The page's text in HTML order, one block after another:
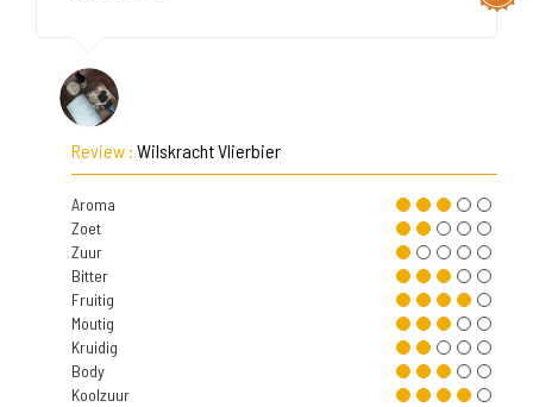
Review : Wilskracht Vlierbier
Aroma
Zoet
Zuur
Bitter
Fruitig
Moutig
Kruidig
Body
Koolzuur